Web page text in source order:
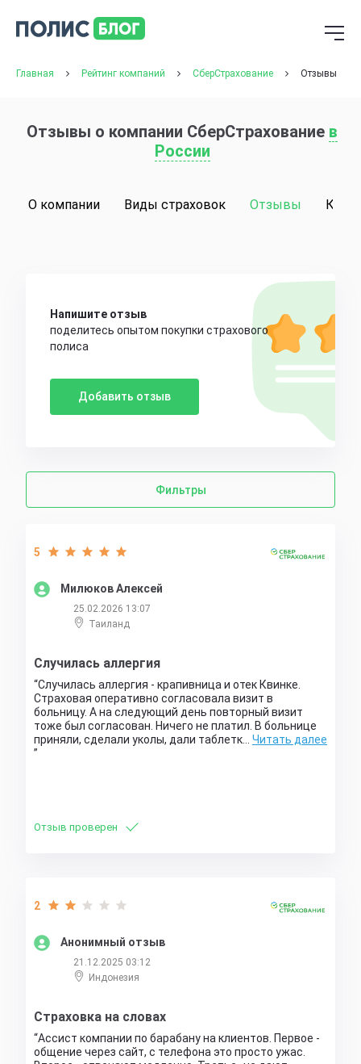
Главная Рейтинг компаний СберСтрахование Отзывы
Отзывы о компании СберСтрахование в
России
О компании Виды страховок Отзывы
Милюков Алексей
5
25.02.2026 13:07
Таиланд
Случилась аллергия
Случилась аллергия - крапивница и отек Квинке.
Страховая оперативно согласовала визит в
больницу. А на следующий день повторный визит
тоже был согласован. Ничего не платил. В больнице
приняли, сделали уколы, дали таблетк… Читать далее
Отзыв проверен
Анонимный отзыв
2
21.12.2025 03:12
Индонезия
Страховка на словах
Ассист компании по барабану на клиентов. Первое -
общение через сайт, с телефона это просто ужас.
Напишите отзыв
поделитесь опытом покупки страхового
полиса
Добавить отзыв
Фильтры